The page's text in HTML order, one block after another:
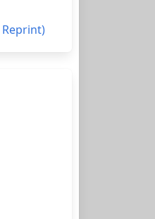
Reprint)